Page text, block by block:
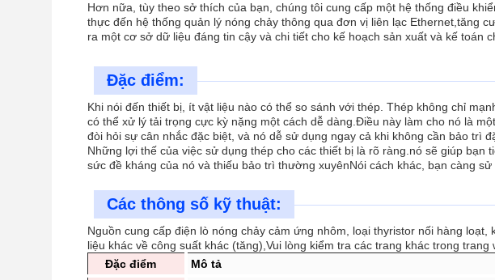
Hơn nữa, tùy theo sở thích của bạn, chúng tôi cung cấp một hệ thống điều
thực đến hệ thống quản lý nóng chảy thông qua đơn vị liên lạc Ethernet,tăng
ra một cơ sở dữ liệu đáng tin cậy và chi tiết cho kế hoạch sản xuất và kế toán
Đặc điểm:
Khi nói đến thiết bị, ít vật liệu nào có thể so sánh với thép. Thép không chỉ
có thể xử lý tải trọng cực kỳ nặng một cách dễ dàng.Điều này làm cho nó là
đòi hỏi sự cân nhắc đặc biệt, và nó dễ sử dụng ngay cả khi không cần bảo trì
Những lợi thế của việc sử dụng thép cho các thiết bị là rõ ràng.nó sẽ giúp bạn
sức đề kháng của nó và thiếu bảo trì thường xuyênNói cách khác, bạn càng sử
Các thông số kỹ thuật:
Nguồn cung cấp điện lò nóng chảy cảm ứng nhôm, loại thyristor nối hàng
liệu khác về công suất khác (tăng),Vui lòng kiểm tra các trang khác trong trang
Đặc điểm
Mô tả